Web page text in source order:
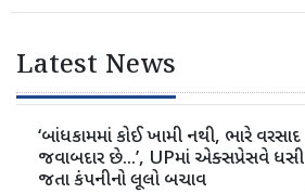
Latest News
‘બાંધકામમાં કોઈ ખામી નથી, ભારે વરસાદ
જવાબદાર છે...’, UPમાં એક્સપ્રેસવે ધસી
જતા કંપનીનો લૂલો બચાવ